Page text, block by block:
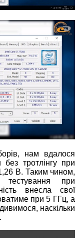
нам вдалося
без тротлінгу при
В. Таким чином,
при
внесла свої
при 5 ГГц, а
наскільки